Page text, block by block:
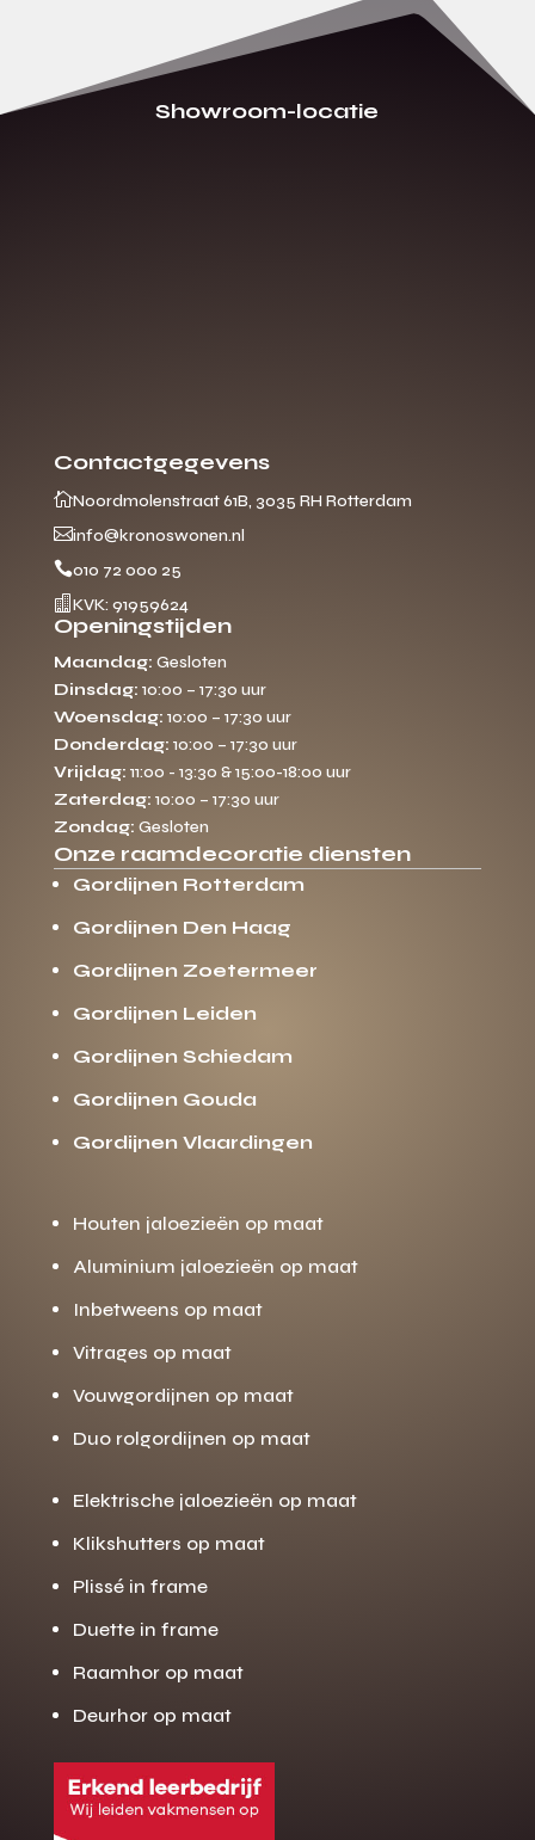
Showroom-locatie
Contactgegevens
Noordmolenstraat 61B, 3035 RH Rotterdam
info@kronoswonen.nl
010 72 000 25
 KVK: 91959624
Openingstijden
Maandag: Gesloten
Dinsdag: 10:00 – 17:30 uur
Woensdag: 10:00 – 17:30 uur
Donderdag: 10:00 – 17:30 uur
Vrijdag: 11:00 - 13:30 & 15:00-18:00 uur
Zaterdag: 10:00 – 17:30 uur
Zondag: Gesloten
Onze raamdecoratie diensten
Gordijnen Rotterdam
Gordijnen Den Haag
Gordijnen Zoetermeer
Gordijnen Leiden
Gordijnen Schiedam
Gordijnen Gouda
Gordijnen Vlaardingen
Houten jaloezieën op maat
Aluminium jaloezieën op maat
Inbetweens op maat
Vitrages op maat
Vouwgordijnen op maat
Duo rolgordijnen op maat
Elektrische jaloezieën op maat
Klikshutters op maat
Plissé in frame
Duette in frame
Raamhor op maat
Deurhor op maat